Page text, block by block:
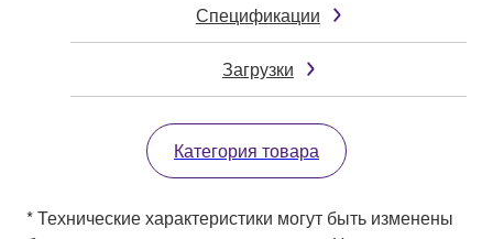
Спецификации
Загрузки
Категория товара
* Технические характеристики могут быть изменены